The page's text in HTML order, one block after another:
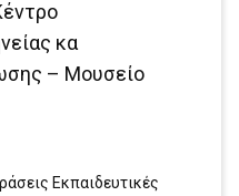
κα
– Μουσείο
Εκπαιδευτικές